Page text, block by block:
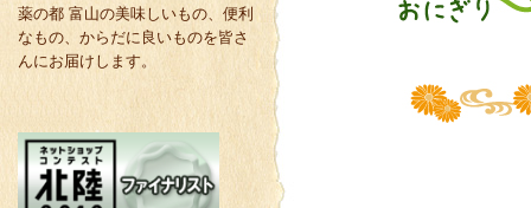
薬の都 富山の美味しいもの、便利
なもの、からだに良いものを皆さ
んにお届けします。